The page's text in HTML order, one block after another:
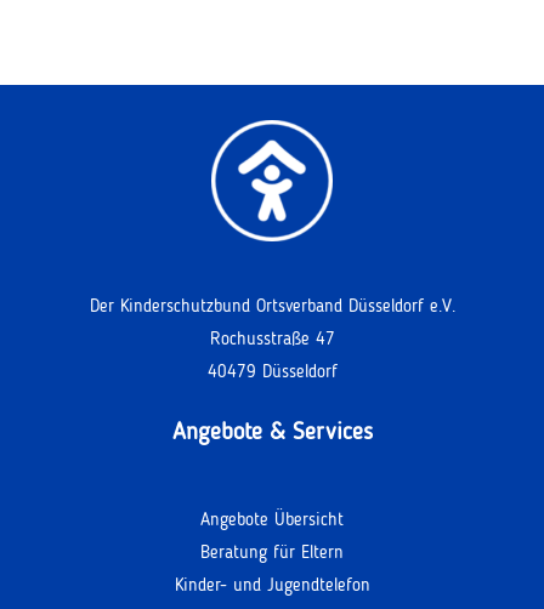
Der Kinderschutzbund Ortsverband Düsseldorf e.V.
Rochusstraße 47
40479 Düsseldorf
Angebote & Services
Angebote Übersicht
Beratung für Eltern
Kinder- und Jugendtelefon